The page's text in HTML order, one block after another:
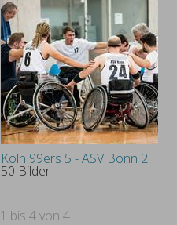
Köln 99ers 5 - ASV Bonn 2
50 Bilder
1 bis 4von 4